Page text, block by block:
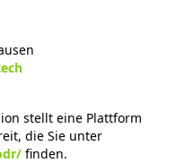
stellt eine Plattform
die Sie unter
finden.